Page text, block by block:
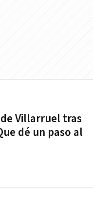
Villarruel tras
dé un paso al